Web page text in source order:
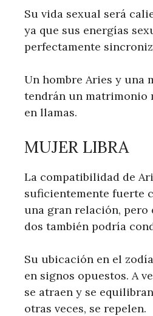
Su vida sexual será
ya que sus energías
perfectamente
Un hombre Aries y una
tendrán un matrimonio
en llamas.
MUJER LIBRA
La compatibilidad de
suficientemente fuerte
una gran relación, pero
dos también podría
Su ubicación en el
en signos opuestos. A
se atraen y se
otras veces, se repelen.